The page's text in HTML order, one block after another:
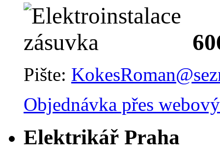
Pište:
Objednávka přes
Elektrikář Praha